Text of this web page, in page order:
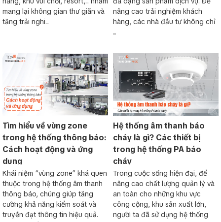
mang lại không gian thư giãn và
tăng trải nghi...
nâng cao trải nghiệm khách
hàng, các nhà đầu tư không chỉ
...
Tìm hiểu về vùng zone
trong hệ thống thông báo:
Cách hoạt động và ứng
dụng
Khái niệm “vùng zone” khá quen
thuộc trong hệ thống âm thanh
thông báo, chúng giúp tăng
cường khả năng kiểm soát và
truyền đạt thông tin hiệu quả.
Hệ thống âm thanh báo
cháy là gì? Các thiết bị
trong hệ thống PA báo
cháy
Trong cuộc sống hiện đại, để
nâng cao chất lượng quản lý và
an toàn cho những khu vực
công cộng, khu sản xuất lớn,
người ta đã sử dụng hệ thống